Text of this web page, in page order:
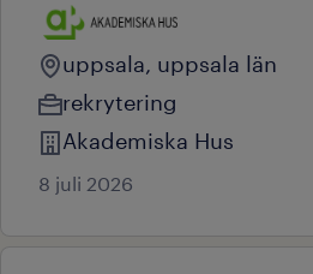
uppsala, uppsala län
rekrytering
Akademiska Hus
8 juli 2026